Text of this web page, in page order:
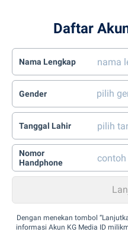
Daftar
Nama Lengkap
Gender
Tanggal Lahir
Nomor
Handphone
Dengan menekan tombol
informasi Akun KG Media ID